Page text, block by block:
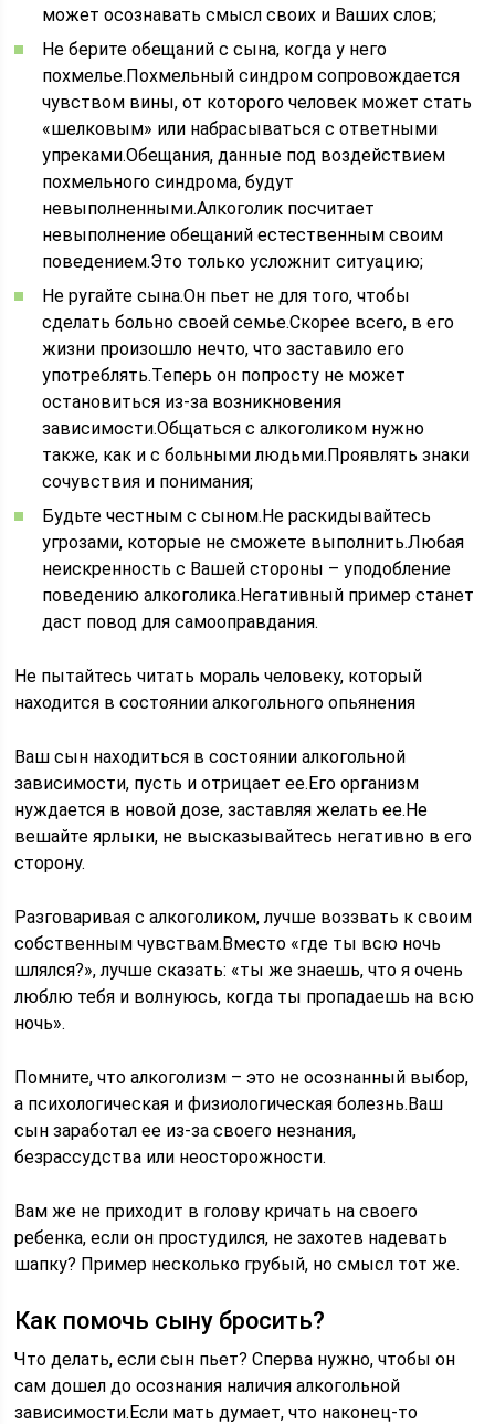
может осознавать смысл своих и Ваших слов;
Не берите обещаний с сына, когда у него
похмелье.Похмельный синдром сопровождается
чувством вины, от которого человек может стать
«шелковым» или набрасываться с ответными
упреками.Обещания, данные под воздействием
похмельного синдрома, будут
невыполненными.Алкоголик посчитает
невыполнение обещаний естественным своим
поведением.Это только усложнит ситуацию;
Не ругайте сына.Он пьет не для того, чтобы
сделать больно своей семье.Скорее всего, в его
жизни произошло нечто, что заставило его
употреблять.Теперь он попросту не может
остановиться из-за возникновения
зависимости.Общаться с алкоголиком нужно
также, как и с больными людьми.Проявлять знаки
сочувствия и понимания;
Будьте честным с сыном.Не раскидывайтесь
угрозами, которые не сможете выполнить.Любая
неискренность с Вашей стороны – уподобление
поведению алкоголика.Негативный пример станет
даст повод для самооправдания.
Не пытайтесь читать мораль человеку, который
находится в состоянии алкогольного опьянения
Ваш сын находиться в состоянии алкогольной
зависимости, пусть и отрицает ее.Его организм
нуждается в новой дозе, заставляя желать ее.Не
вешайте ярлыки, не высказывайтесь негативно в его
сторону.
Разговаривая с алкоголиком, лучше воззвать к своим
собственным чувствам.Вместо «где ты всю ночь
шлялся?», лучше сказать: «ты же знаешь, что я очень
люблю тебя и волнуюсь, когда ты пропадаешь на всю
ночь».
Помните, что алкоголизм – это не осознанный выбор,
а психологическая и физиологическая болезнь.Ваш
сын заработал ее из-за своего незнания,
безрассудства или неосторожности.
Вам же не приходит в голову кричать на своего
ребенка, если он простудился, не захотев надевать
шапку? Пример несколько грубый, но смысл тот же.
Как помочь сыну бросить?
Что делать, если сын пьет? Сперва нужно, чтобы он
сам дошел до осознания наличия алкогольной
зависимости.Если мать думает, что наконец-то